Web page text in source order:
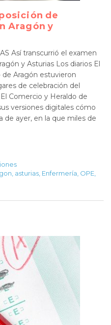
de
Aragón y
Así transcurrió el examen
y Asturias Los diarios El
Aragón estuvieron
de celebración del
Comercio y Heraldo de
versiones digitales cómo
de ayer, en la que miles de
asturias Enfermería OPE